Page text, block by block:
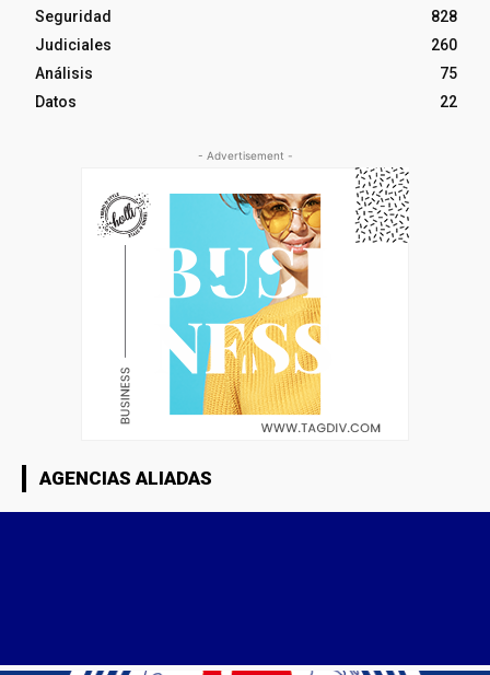
Seguridad
828
Judiciales
260
Análisis
75
Datos
22
- Advertisement -
AGENCIAS ALIADAS